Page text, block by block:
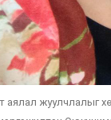
аялал жуулчлалыг